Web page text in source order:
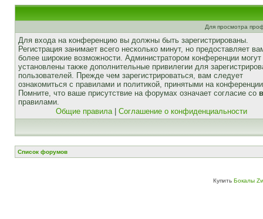
Для просмотра
Для входа на конференцию вы должны быть зарегистрированы.
Регистрация занимает всего несколько минут, но предоставляет
более широкие возможности. Администратором конференции
установлены также дополнительные привилегии для
пользователей. Прежде чем зарегистрироваться, вам следует
ознакомиться с правилами и политикой, принятыми на
Помните, что ваше присутствие на форумах означает согласие со
правилами.
Общие правила| Соглашение о конфиденциальности
Список форумов
Купить Бокалы